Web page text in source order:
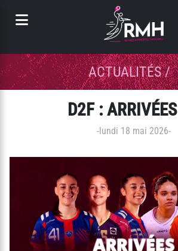
ACTUALITÉS/
D2F : ARRIVÉES
-lundi 18 mai 2026-
Panneau de gestion des cookies